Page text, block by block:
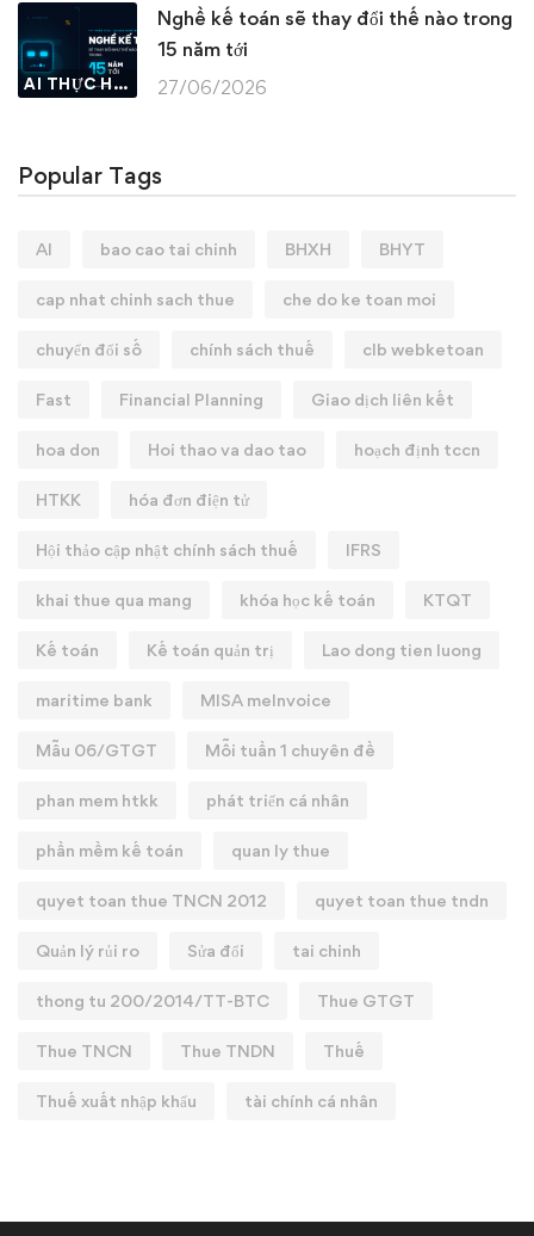
AI THỰC HÀNH
Nghề kế toán sẽ thay đổi thế nào trong
15 năm tới
27/06/2026
Popular Tags
AI bao cao tai chinh BHXH BHYT
cap nhat chinh sach thue che do ke toan moi
chuyển đổi số chính sách thuế clb webketoan
Fast Financial Planning Giao dịch liên kết
hoa don Hoi thao va dao tao hoạch định tccn
HTKK hóa đơn điện tử
Hội thảo cập nhật chính sách thuế IFRS
khai thue qua mang khóa học kế toán KTQT
Kế toán Kế toán quản trị Lao dong tien luong
maritime bank MISA meInvoice
Mẫu 06/GTGT Mỗi tuần 1 chuyên đề
phan mem htkk phát triển cá nhân
phần mềm kế toán quan ly thue
quyet toan thue TNCN 2012 quyet toan thue tndn
Quản lý rủi ro Sửa đổi tai chinh
thong tu 200/2014/TT-BTC Thue GTGT
Thue TNCN Thue TNDN Thuế
Thuế xuất nhập khẩu tài chính cá nhân